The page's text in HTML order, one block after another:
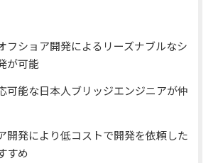
フショア開発によるリーズナブルなシ
が可能
可能な日本人ブリッジエンジニアが仲
開発により低コストで開発を依頼した
すめ